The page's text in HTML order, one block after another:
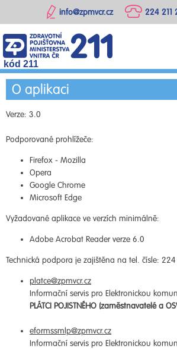
224 211
info@zpmvcr.cz
kód 211
O aplikaci
Verze: 3.0
Podporované prohlížeče:
Firefox - Mozilla
Opera
Google Chrome
Microsoft Edge
Vyžadované aplikace ve verzích minimálně:
Adobe Acrobat Reader verze 6.0
Technická podpora je zajištěna na tel. čísle: 224
platce@zpmvcr.cz
Informační servis pro Elektronickou
PLÁTCI POJISTNÉHO (zaměstnavatelé a
eformssmlp@zpmvcr.cz
Informační servis pro Elektronickou